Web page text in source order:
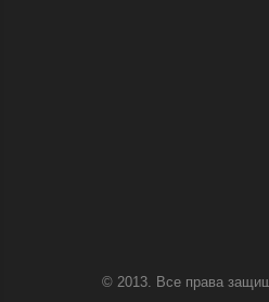
© 2013. Все права